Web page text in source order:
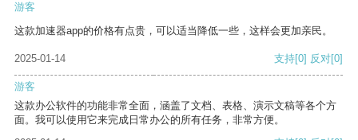
游客
这款加速器app的价格有点贵，可以适当降低一些，这样会更加亲民。
2025-01-14 支持[0] 反对[0]
游客
这款办公软件的功能非常全面，涵盖了文档、表格、演示文稿等各个方
面。我可以使用它来完成日常办公的所有任务，非常方便。